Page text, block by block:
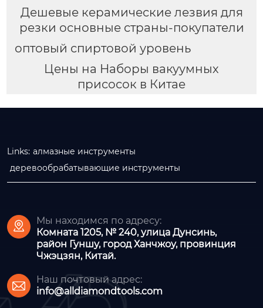
Дешевые керамические лезвия для
резки основные страны-покупатели
оптовый спиртовой уровень
Цены на Наборы вакуумных
присосок в Китае
Links: алмазные инструменты
деревообрабатывающие инструменты

Мы находимся по адресу:
Комната 1205, № 240, улица Дунсинь,
район Гуншу, город Ханчжоу, провинция
Чжэцзян, Китай.

Наш почтовый адрес:
info@alldiamondtools.com